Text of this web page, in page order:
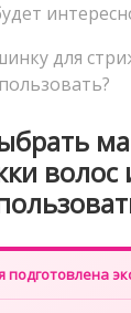
для
подготовлена